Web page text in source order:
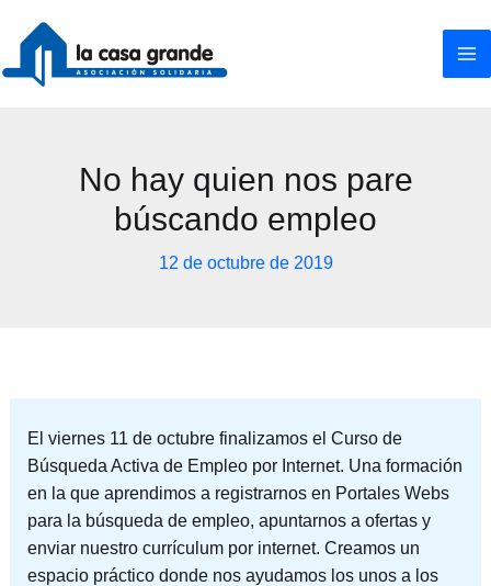
contenido
No hay quien nos pare
búscando empleo
12 de octubre de 2019
El viernes 11 de octubre finalizamos el Curso de
Búsqueda Activa de Empleo por Internet. Una formación
en la que aprendimos a registrarnos en Portales Webs
para la búsqueda de empleo, apuntarnos a ofertas y
enviar nuestro currículum por internet. Creamos un
espacio práctico donde nos ayudamos los unos a los